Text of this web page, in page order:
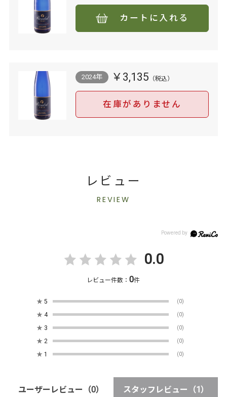
カートに入れる
2024年 ￥3,135
在庫がありません
レビュー
REVIEW
0.0
レビュー件数：0件
★ 5 (0)
★ 4 (0)
★ 3 (0)
★ 2 (0)
★ 1 (0)
ユーザーレビュー （0） スタッフレビュー （1）